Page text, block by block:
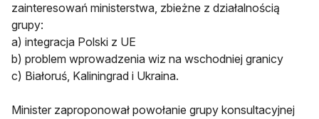
zainteresowań ministerstwa, zbieżne z działalnością
grupy:
a) integracja Polski z UE
b) problem wprowadzenia wiz na wschodniej granicy
c) Białoruś, Kaliningrad i Ukraina.
Minister zaproponował powołanie grupy konsultacyjnej